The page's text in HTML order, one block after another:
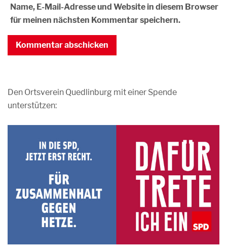
Name, E-Mail-Adresse und Website in diesem Browser
für meinen nächsten Kommentar speichern.
Den Ortsverein Quedlinburg mit einer Spende
unterstützen: